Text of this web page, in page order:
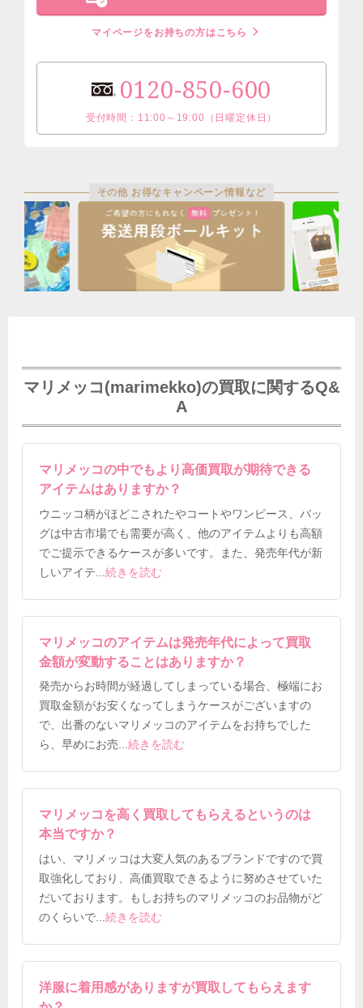
マイページをお持ちの方はこちら
0120-850-600
受付時間：11:00～19:00（日曜定休日）
その他 お得なキャンペーン情報など
マリメッコ(marimekko)の買取に関するQ&
A
マリメッコの中でもより高価買取が期待できる
アイテムはありますか？
ウニッコ柄がほどこされたやコートやワンピース、バッ
グは中古市場でも需要が高く、他のアイテムよりも高額
でご提示できるケースが多いです。また、発売年代が新
しいアイテ ...続きを読む
マリメッコのアイテムは発売年代によって買取
金額が変動することはありますか？
発売からお時間が経過してしまっている場合、極端にお
買取金額がお安くなってしまうケースがございますの
で、出番のないマリメッコのアイテムをお持ちでした
ら、早めにお売...続きを読む
マリメッコを高く買取してもらえるというのは
本当ですか？
はい、マリメッコは大変人気のあるブランドですので買
取強化しており、高価買取できるように努めさせていた
だいております。もしお持ちのマリメッコのお品物がど
のくらいで...続きを読む
洋服に着用感がありますが買取してもらえます